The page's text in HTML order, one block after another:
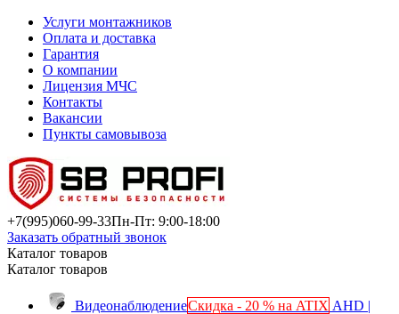
Услуги монтажников
Оплата и доставка
Гарантия
О компании
Лицензия МЧС
Контакты
Вакансии
Пункты самовывоза
+7(995)060-99-33Пн-Пт: 9:00-18:00
Заказать обратный звонок
Каталог товаров
Каталог товаров
ВидеонаблюдениеСкидка - 20 % на ATIX AHD |